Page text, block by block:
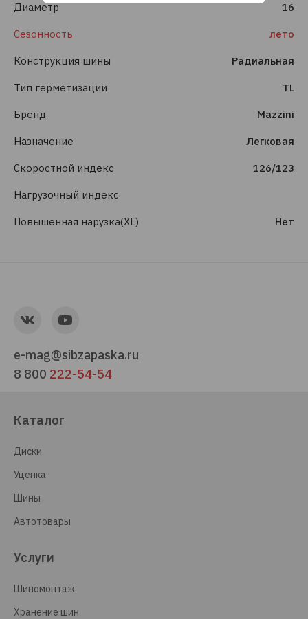
Диаметр 16
Сезонность лето
Конструкция шины Радиальная
Тип герметизации TL
Бренд Mazzini
Назначение Легковая
Скоростной индекс 126/123
Нагрузочный индекс
Повышенная нарузка(XL) Нет
e-mag@sibzapaska.ru
8 800 222-54-54
Каталог
Диски
Уценка
Шины
Автотовары
Услуги
Шиномонтаж
Хранение шин